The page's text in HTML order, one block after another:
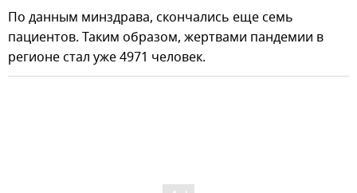
По данным минздрава, скончались еще семь
пациентов. Таким образом, жертвами пандемии в
регионе стал уже 4971 человек.